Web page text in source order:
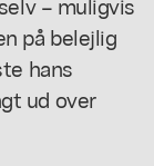
på belejlig
hans
ud over